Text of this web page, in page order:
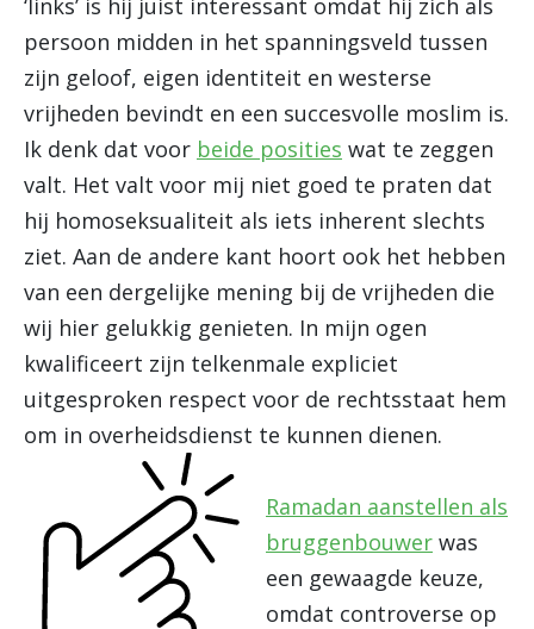
‘links’ is hij juist interessant omdat hij zich als
persoon midden in het spanningsveld tussen
zijn geloof, eigen identiteit en westerse
vrijheden bevindt en een succesvolle moslim is.
Ik denk dat voor beide posities wat te zeggen
valt. Het valt voor mij niet goed te praten dat
hij homoseksualiteit als iets inherent slechts
ziet. Aan de andere kant hoort ook het hebben
van een dergelijke mening bij de vrijheden die
wij hier gelukkig genieten. In mijn ogen
kwalificeert zijn telkenmale expliciet
uitgesproken respect voor de rechtsstaat hem
om in overheidsdienst te kunnen dienen.
Ramadan aanstellen als
bruggenbouwer was
een gewaagde keuze,
omdat controverse op